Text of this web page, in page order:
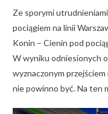
Ze sporymi
pociągiem na linii
Konin – Cienin pod
W wyniku odniesionych
wyznaczonym
nie powinno być. Na ten